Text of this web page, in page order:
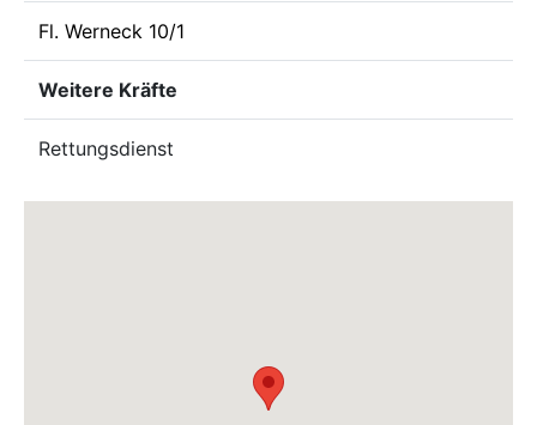
Fl. Werneck 10/1
Weitere Kräfte
Rettungsdienst